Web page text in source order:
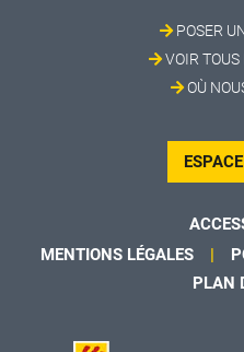
POSER
VOIR TOUS
OÙ
MENTIONS LÉGALES
PLAN